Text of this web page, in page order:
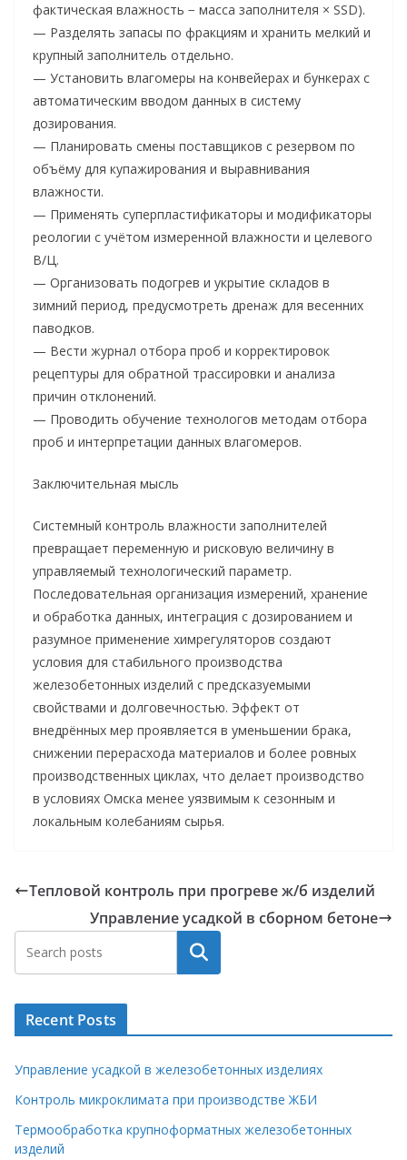
фактическая влажность − масса заполнителя × SSD).
— Разделять запасы по фракциям и хранить мелкий и
крупный заполнитель отдельно.
— Установить влагомеры на конвейерах и бункерах с
автоматическим вводом данных в систему
дозирования.
— Планировать смены поставщиков с резервом по
объёму для купажирования и выравнивания
влажности.
— Применять суперпластификаторы и модификаторы
реологии с учётом измеренной влажности и целевого
В/Ц.
— Организовать подогрев и укрытие складов в
зимний период, предусмотреть дренаж для весенних
паводков.
— Вести журнал отбора проб и корректировок
рецептуры для обратной трассировки и анализа
причин отклонений.
— Проводить обучение технологов методам отбора
проб и интерпретации данных влагомеров.
Заключительная мысль
Системный контроль влажности заполнителей
превращает переменную и рисковую величину в
управляемый технологический параметр.
Последовательная организация измерений, хранение
и обработка данных, интеграция с дозированием и
разумное применение химрегуляторов создают
условия для стабильного производства
железобетонных изделий с предсказуемыми
свойствами и долговечностью. Эффект от
внедрённых мер проявляется в уменьшении брака,
снижении перерасхода материалов и более ровных
производственных циклах, что делает производство
в условиях Омска менее уязвимым к сезонным и
локальным колебаниям сырья.
Тепловой контроль при прогреве ж/б изделий
Управление усадкой в сборном бетоне
Поиск
Recent Posts
Управление усадкой в железобетонных изделиях
Контроль микроклимата при производстве ЖБИ
Термообработка крупноформатных железобетонных
изделий